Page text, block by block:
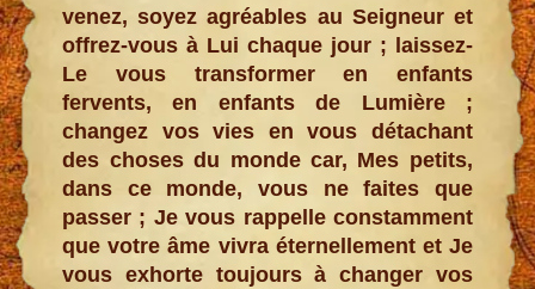
venez, soyez agréables au Seigneur et
offrez-vous à Lui chaque jour ; laissez-
Le vous transformer en enfants
fervents, en enfants de Lumière ;
changez vos vies en vous détachant
des choses du monde car, Mes petits,
dans ce monde, vous ne faites que
passer ; Je vous rappelle constamment
que votre âme vivra éternellement et Je
vous exhorte toujours à changer vos